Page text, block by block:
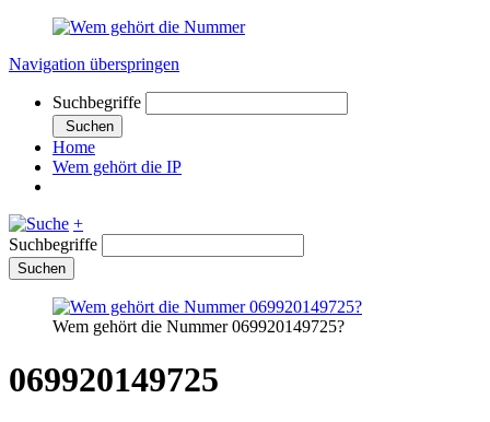
Navigation überspringen
Suchbegriffe
Suchen
Home
Wem gehört die IP
+
Suchbegriffe
Suchen
Wem gehört die Nummer 069920149725?
069920149725